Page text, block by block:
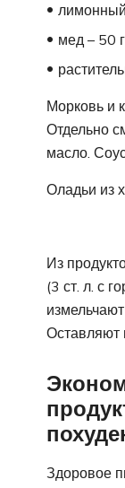
лимонный
мед – 50
Морковь и
Отдельно
масло.
Оладьи из
Из
(3 ст. л. с
Оставляют
Здоровое